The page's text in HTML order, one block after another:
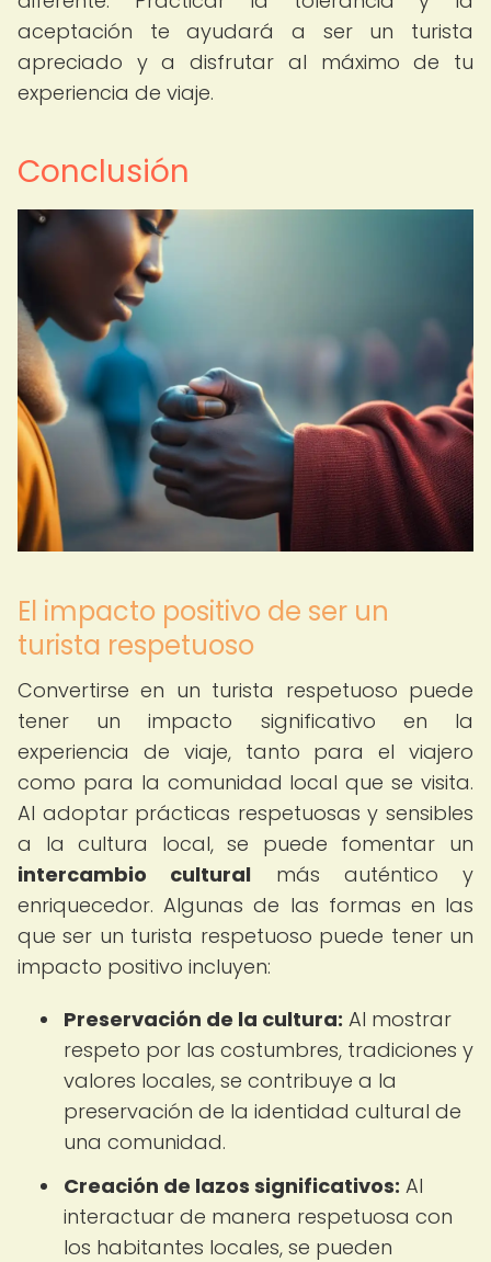
aceptación te ayudará a ser un turista
apreciado y a disfrutar al máximo de tu
experiencia de viaje.
Conclusión
El impacto positivo de ser un
turista respetuoso
Convertirse en un turista respetuoso puede
tener un impacto significativo en la
experiencia de viaje, tanto para el viajero
como para la comunidad local que se visita.
Al adoptar prácticas respetuosas y sensibles
a la cultura local, se puede fomentar un
intercambio cultural más auténtico y
enriquecedor. Algunas de las formas en las
que ser un turista respetuoso puede tener un
impacto positivo incluyen:
Preservación de la cultura: Al mostrar
respeto por las costumbres, tradiciones y
valores locales, se contribuye a la
preservación de la identidad cultural de
una comunidad.
Creación de lazos significativos: Al
interactuar de manera respetuosa con
los habitantes locales, se pueden